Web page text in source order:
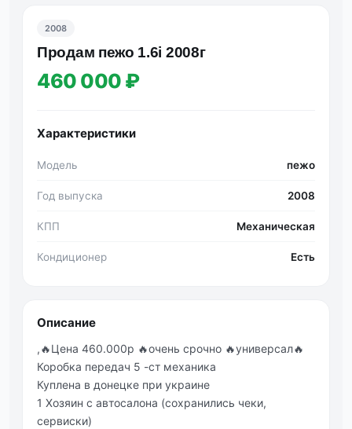
2008
Продам пежо 1.6i 2008г
460 000 ₽
Характеристики
Модель пежо
Год выпуска 2008
КПП Механическая
Кондиционер Есть
Описание
,🔥Цена 460.000р 🔥очень срочно 🔥универсал🔥
Коробка передач 5 -ст механика
Куплена в донецке при украине
1 Хозяин с автосалона (сохранились чеки,
сервиски)